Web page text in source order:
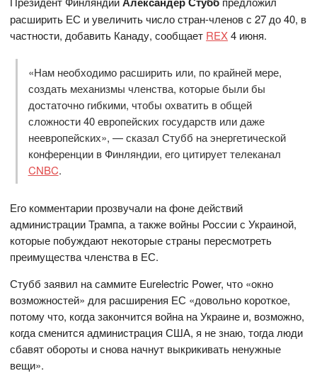
расширить ЕС и увеличить число стран-членов с 27 до 40, в
частности, добавить Канаду, сообщает REX4 июня.
«Нам необходимо расширить или, по крайней мере,
создать механизмы членства, которые были бы
достаточно гибкими, чтобы охватить в общей
сложности 40 европейских государств или даже
неевропейских», — сказал Стубб на энергетической
конференции в Финляндии, его цитирует телеканал
CNBC.
Его комментарии прозвучали на фоне действий
администрации Трампа, а также войны России с Украиной,
которые побуждают некоторые страны пересмотреть
преимущества членства в ЕС.
Стубб заявил на саммите Eurelectric Power, что «окно
возможностей» для расширения ЕС «довольно короткое,
потому что, когда закончится война на Украине и, возможно,
когда сменится администрация США, я не знаю, тогда люди
сбавят обороты и снова начнут выкрикивать ненужные
вещи».